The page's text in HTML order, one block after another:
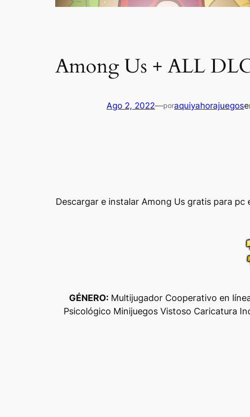
Among Us + ALL
Ago 2, 2022—poraquiyahorajuegos
Descargar e instalar Among Us gratis para
GÉNERO:Multijugador Cooperativo en
Psicológico Minijuegos Vistoso Caricatura